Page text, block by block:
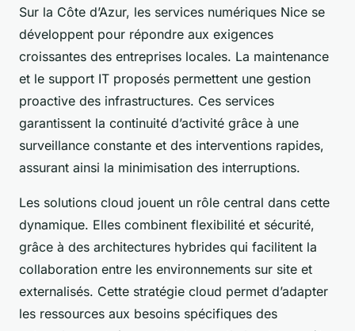
Sur la Côte d’Azur, les services numériques Nice se
développent pour répondre aux exigences
croissantes des entreprises locales. La maintenance
et le support IT proposés permettent une gestion
proactive des infrastructures. Ces services
garantissent la continuité d’activité grâce à une
surveillance constante et des interventions rapides,
assurant ainsi la minimisation des interruptions.
Les solutions cloud jouent un rôle central dans cette
dynamique. Elles combinent flexibilité et sécurité,
grâce à des architectures hybrides qui facilitent la
collaboration entre les environnements sur site et
externalisés. Cette stratégie cloud permet d’adapter
les ressources aux besoins spécifiques des